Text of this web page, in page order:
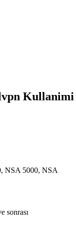
Kullanimi
NSA 5000, NSA
sonrası